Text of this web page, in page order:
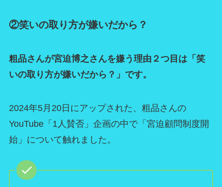
②笑いの取り方が嫌いだから？
粗品さんが宮迫博之さんを嫌う理由２つ目は「笑
いの取り方が嫌いだから？」です。
2024年5月20日にアップされた、粗品さんの
YouTube「1人賛否」企画の中で「宮迫顧問制度開
始」について触れました。